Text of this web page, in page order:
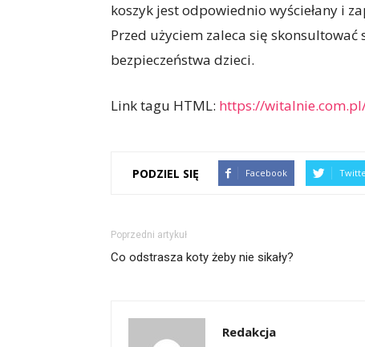
koszyk jest odpowiednio wyściełany i
Przed użyciem zaleca się
bezpieczeństwa dzieci.
Link tagu HTML: https://
PODZIEL SIĘ Facebook
Poprzedni artykuł
Co odstrasza koty żeby nie sikały?
Redakcja